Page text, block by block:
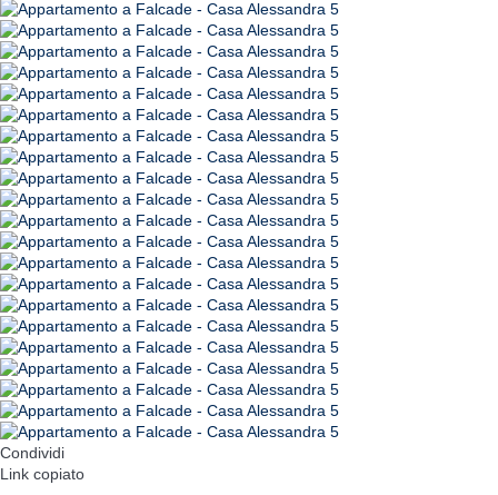
Condividi
Link copiato